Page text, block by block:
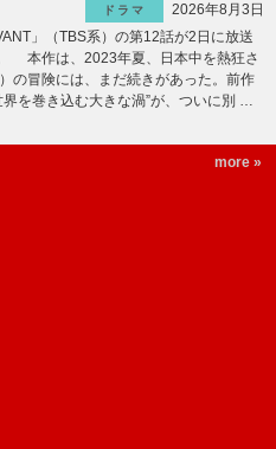
ドラマ
2026年8月3日
」（TBS系）の第12話が2日に放送
本作は、2023年夏、日本中を熱狂さ
の冒険には、まだ続きがあった。前作
を巻き込む大きな渦”が、ついに別 …
more »